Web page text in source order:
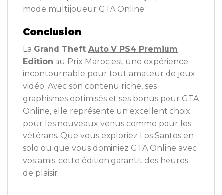
mode multijoueur GTA Online.
Conclusion
La Grand Theft Auto V PS4 Premium
Edition au Prix Maroc est une expérience
incontournable pour tout amateur de jeux
vidéo. Avec son contenu riche, ses
graphismes optimisés et ses bonus pour GTA
Online, elle représente un excellent choix
pour les nouveaux venus comme pour les
vétérans. Que vous exploriez Los Santos en
solo ou que vous dominiez GTA Online avec
vos amis, cette édition garantit des heures
de plaisir.